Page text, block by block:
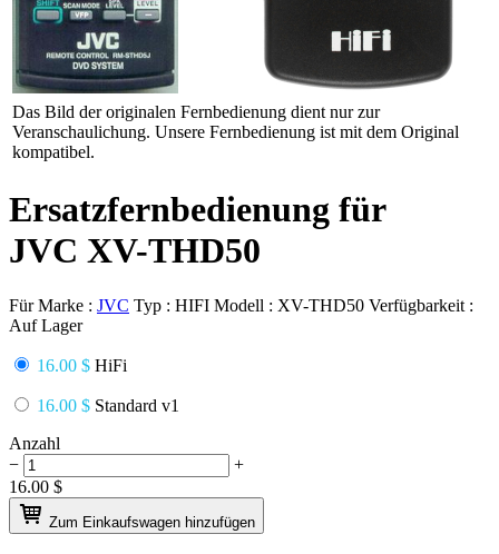
Das Bild der originalen Fernbedienung dient nur zur
Veranschaulichung. Unsere Fernbedienung ist mit dem Original
kompatibel.
Ersatzfernbedienung für
JVC XV-THD50
Für Marke : JVC Typ : HIFI Modell : XV-THD50 Verfügbarkeit :
Auf Lager
16.00 $ HiFi
16.00 $ Standard v1
Anzahl
−
+
16.00 $
Zum Einkaufswagen hinzufügen